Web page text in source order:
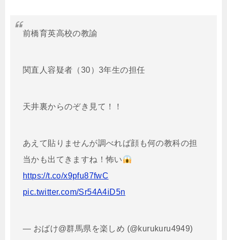
前橋育英高校の教諭
関直人容疑者（30）3年生の担任
天井裏からのぞき見て！！
あえて貼りませんが調べれば顔も何の教科の担
当かも出てきますね！怖い
https://t.co/x9pfu87fwC
pic.twitter.com/Sr54A4iD5n
— おばけ@群馬県を楽しめ (@kurukuru4949)